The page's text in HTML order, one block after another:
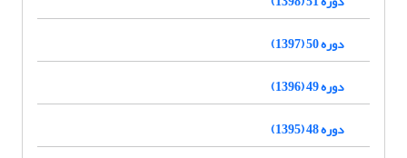
دوره 50 (1397)
دوره 49 (1396)
دوره 48 (1395)